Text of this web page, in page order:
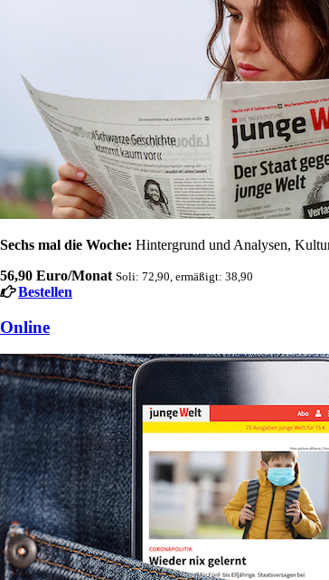
Sechs mal die Woche: Hintergrund und Analysen,
56,90 Euro/Monat Soli: 72,90, ermäßigt: 38,90
Bestellen
Online